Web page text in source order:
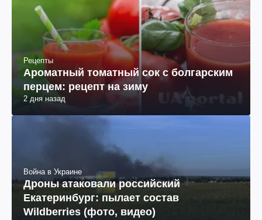
Рецепты
Ароматный томатный сок с болгарским
перцем: рецепт на зиму
2 дня назад
Война в Украине
Дроны атаковали российский
Екатеринбург: пылает состав
Wildberries (фото, видео)